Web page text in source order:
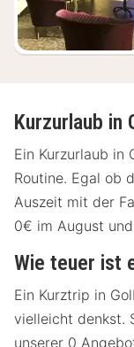
Kurzurlaub in
Ein Kurzurlaub in
Routine. Egal ob
Auszeit mit der
0€ im August
Wie teuer ist
Ein Kurztrip in
vielleicht denkst.
unserer 0